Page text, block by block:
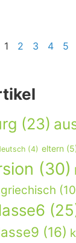
1 2 3 4 5
(23)
(4) eltern
(30)
griechisch
(16)